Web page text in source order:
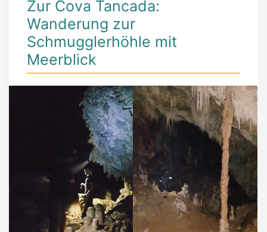
Zur Cova Tancada:
Wanderung zur
Schmugglerhöhle mit
Meerblick